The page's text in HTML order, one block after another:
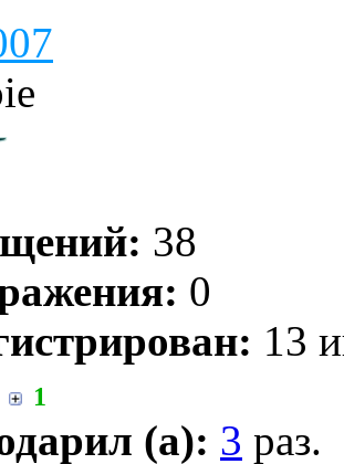
38
0
13
1
(а): 3 раз.